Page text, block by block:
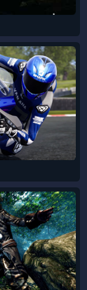
SpellForce
Witcher
Raider
Sim World
40,000
WRC